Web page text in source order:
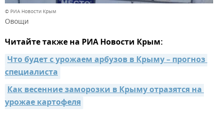
© РИА Новости Крым
Овощи
Читайте также на РИА Новости Крым:
Что будет с урожаем арбузов в Крыму – прогноз
специалиста
Как весенние заморозки в Крыму отразятся на
урожае картофеля